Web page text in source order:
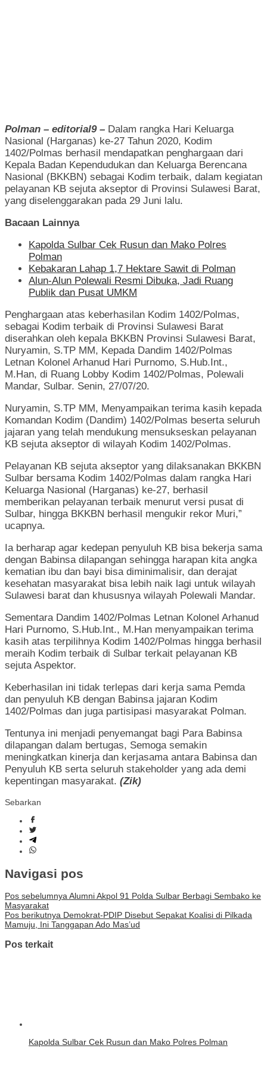
Polman – editorial9 – Dalam rangka Hari Keluarga
Nasional (Harganas) ke-27 Tahun 2020, Kodim
1402/Polmas berhasil mendapatkan penghargaan dari
Kepala Badan Kependudukan dan Keluarga Berencana
Nasional (BKKBN) sebagai Kodim terbaik, dalam kegiatan
pelayanan KB sejuta akseptor di Provinsi Sulawesi Barat,
yang diselenggarakan pada 29 Juni lalu.
Bacaan Lainnya
Kapolda Sulbar Cek Rusun dan Mako Polres
Polman
Kebakaran Lahap 1,7 Hektare Sawit di Polman
Alun-Alun Polewali Resmi Dibuka, Jadi Ruang
Publik dan Pusat UMKM
Penghargaan atas keberhasilan Kodim 1402/Polmas,
sebagai Kodim terbaik di Provinsi Sulawesi Barat
diserahkan oleh kepala BKKBN Provinsi Sulawesi Barat,
Nuryamin, S.TP MM, Kepada Dandim 1402/Polmas
Letnan Kolonel Arhanud Hari Purnomo, S.Hub.Int.,
M.Han, di Ruang Lobby Kodim 1402/Polmas, Polewali
Mandar, Sulbar. Senin, 27/07/20.
Nuryamin, S.TP MM, Menyampaikan terima kasih kepada
Komandan Kodim (Dandim) 1402/Polmas beserta seluruh
jajaran yang telah mendukung mensukseskan pelayanan
KB sejuta akseptor di wilayah Kodim 1402/Polmas.
Pelayanan KB sejuta akseptor yang dilaksanakan BKKBN
Sulbar bersama Kodim 1402/Polmas dalam rangka Hari
Keluarga Nasional (Harganas) ke-27, berhasil
memberikan pelayanan terbaik menurut versi pusat di
Sulbar, hingga BKKBN berhasil mengukir rekor Muri,”
ucapnya.
Ia berharap agar kedepan penyuluh KB bisa bekerja sama
dengan Babinsa dilapangan sehingga harapan kita angka
kematian ibu dan bayi bisa diminimalisir, dan derajat
kesehatan masyarakat bisa lebih naik lagi untuk wilayah
Sulawesi barat dan khususnya wilayah Polewali Mandar.
Sementara Dandim 1402/Polmas Letnan Kolonel Arhanud
Hari Purnomo, S.Hub.Int., M.Han menyampaikan terima
kasih atas terpilihnya Kodim 1402/Polmas hingga berhasil
meraih Kodim terbaik di Sulbar terkait pelayanan KB
sejuta Aspektor.
Keberhasilan ini tidak terlepas dari kerja sama Pemda
dan penyuluh KB dengan Babinsa jajaran Kodim
1402/Polmas dan juga partisipasi masyarakat Polman.
Tentunya ini menjadi penyemangat bagi Para Babinsa
dilapangan dalam bertugas, Semoga semakin
meningkatkan kinerja dan kerjasama antara Babinsa dan
Penyuluh KB serta seluruh stakeholder yang ada demi
kepentingan masyarakat. (Zik)
Sebarkan
Navigasi pos
Pos sebelumnya Alumni Akpol 91 Polda Sulbar Berbagi Sembako ke
Masyarakat
Pos berikutnya Demokrat-PDIP Disebut Sepakat Koalisi di Pilkada
Mamuju, Ini Tanggapan Ado Mas’ud
Pos terkait
Kapolda Sulbar Cek Rusun dan Mako Polres Polman